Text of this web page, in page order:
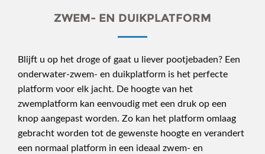
ZWEM- EN DUIKPLATFORM
Blijft u op het droge of gaat u liever pootjebaden? Een
onderwater-zwem- en duikplatform is het perfecte
platform voor elk jacht. De hoogte van het
zwemplatform kan eenvoudig met een druk op een
knop aangepast worden. Zo kan het platform omlaag
gebracht worden tot de gewenste hoogte en verandert
een normaal platform in een ideaal zwem- en